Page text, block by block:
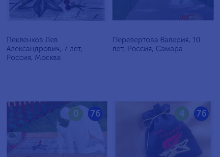
Пекленков Лев
Александрович, 7 лет,
Россия, Москва
Перевертова Валерия, 10
лет, Россия, Самара
76
0 76
4